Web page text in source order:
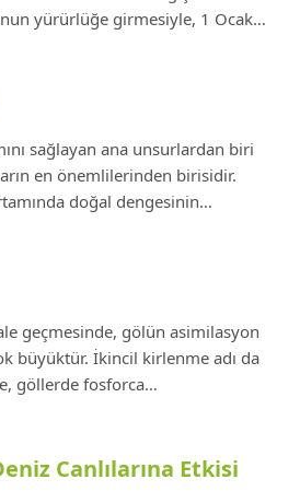
yürürlüğe girmesiyle, 1 Ocak…
sağlayan ana unsurlardan biri
en önemlilerinden birisidir.
doğal dengesinin…
geçmesinde, gölün asimilasyon
büyüktür. İkincil kirlenme adı da
göllerde fosforca…
Canlılarına Etkisi